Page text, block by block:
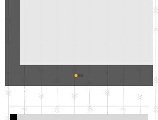
階会議室にてGOの説明会
最新記事